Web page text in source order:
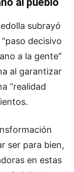
subrayó
decisivo
a la gente”
al garantizar
“realidad
ser para bien,
en estas